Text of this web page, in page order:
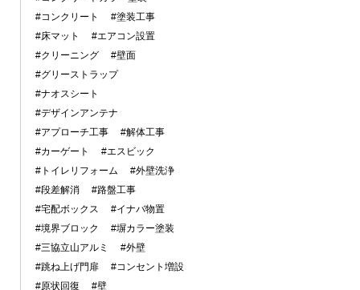
#コンクリート
#塗装工事
#床マット
#エアコン設置
#クリーニング
#壁面
#グリーストラップ
#ナオスシート
#デザインアンテナ
#アプローチ工事
#解体工事
#カーゲート
#エスビック
#トイレリフォーム
#外壁洗浄
#段差解消
#路盤工事
#宅配ボックス
#イナバ物置
#境界ブロック
#塀カラー塗装
#三協立山アルミ
#外壁
#跳ね上げ門扉
#コンセント増設
#原状回復
#壁